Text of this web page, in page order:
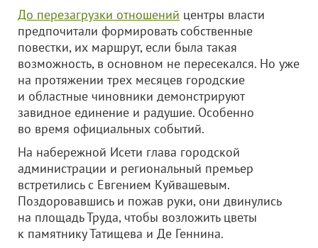
До перезагрузки отношений центры власти
предпочитали формировать собственные
повестки, их маршрут, если была такая
возможность, в основном не пересекался. Но уже
на протяжении трех месяцев городские
и областные чиновники демонстрируют
завидное единение и радушие. Особенно
во время официальных событий.
На набережной Исети глава городской
администрации и региональный премьер
встретились с Евгением Куйвашевым.
Поздоровавшись и пожав руки, они двинулись
на площадь Труда, чтобы возложить цветы
к памятнику Татищева и Де Геннина.